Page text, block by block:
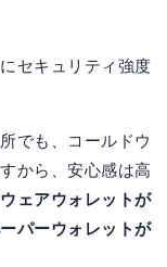
セキュリティ強度
でも、コールドウ
から、安心感は高
ェアウォレットが
パーウォレットが